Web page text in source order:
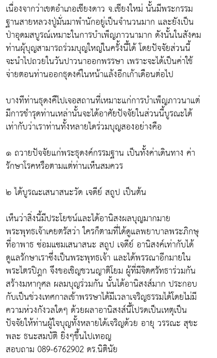
เนื่องจากว่าเขตอำเภอเชียงดาว จ.เชียงใหม่ นั้นมีพระกรรม
ฐานสายหลวงปู่มั่นมาพำนักอยู่เป็นจำนวนมาก และยังเป็น
ป่าอุดมสบูรณ์เหมาะในการบำเพ็ญภาวนามาก ดังนั้นในสังคม
ท่านผุ้บุญสามารถร่วมบุญใหญ่ในครั้งนี้ได้ โดยปัจจัยส่วนนี้
จะนำไปถวยในวันปาวนาออกพรรษา เพราะจะได้เป็นค่าใช้
จ่ายตอนท่านออกธุดงค์ในหน้าแล้งอีกเก้าเดือนต่อไป
บางทีท่านธุดงคืไปเจอสถานที่เหมาะแก่การบำเพ็ญภาวนาแต่
มีการชำรุดท่านเหล่านั้นจะได้อาศัยปัจจัยในส่วนนี้บูรณะได้
เท่ากับว่าเราท่านทั้งหลายไดร่วมบุญสองอย่างคือ
๑ ถวายปัจจัยแก่พระธุดงค์กรรมฐาน เป็นทั้งค่าเดินทาง ค่า
รักษาโรคหรือตามแต่ท่านเห็นสมควร
๒ ได้บูรณะเสนาสนะวัด เจดีย์ สถูป เป็นต้น
เห็นว่าสิ่งนี้มีประโยชน์และได้อานิสงผลบุญมากมาย
พระพุทธเจ้าเคยตรัสว่า ใครก็ตามที่ได้ดูแลพยาบาลพระภิกษุ
ที่อาพาธ ซ่อมแซมเสนาสนะ สถูป เจดีย์ อานิสงค์เท่ากับได้
ดูแลรักษาเราซึ่งเป็นพระพุทธเจ้า และได้พรรณาอีกมายใน
พระไตรปิฎก จึงขอเชิญชวนญาติโยม ผู้ที่มีจิตศรัทธาร่วมกัน
สร้างมหากุศล ผลมบุญร่วมกัน นั้นได้อานิสงส์มาก ประกอบ
กับเป็นช่วงเทศกาลเข้าพรรษาได้มีเวลาเจริญธรรมได้โดยไม่มี
ความห่วงกังวลใดๆ ด้วยผลาอานิสงส์นี้โปรดเป็นเหตุเป็น
ปัจจัยให้ท่านผู้ใจบุญทั้งหลายได้เจริญด้วย อายุ วรรณะ สุขะ
พละ ธนะสมบัติ ยิ่งๆขึ้นไปเทอญ
สอบถาม 089-6762902 ดร.นิตินัย